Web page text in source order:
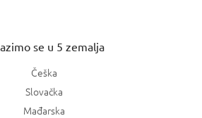
se u 5 zemalja
Češka
Slovačka
Mađarska